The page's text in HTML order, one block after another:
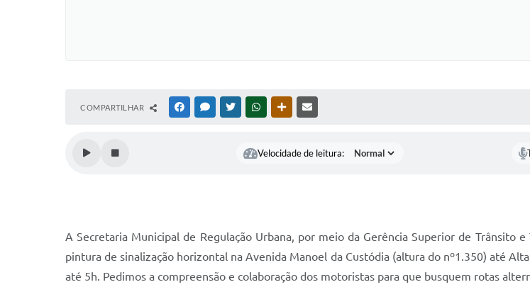
COMPARTILHAR FACEBOOKMESSENGER
TWITTERWHATSAPPOUTRAS MÍDIAS
Velocidade de leitura:
A Secretaria Municipal de Regulação Urbana, por meio da Gerência Superior de Trânsito
pintura de sinalização horizontal na Avenida Manoel da Custódia (altura do nº1.350) até
até 5h. Pedimos a compreensão e colaboração dos motoristas para que busquem rotas